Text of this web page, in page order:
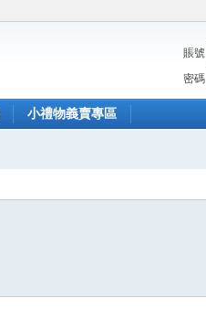
賬號
密碼
小禮物義賣專區